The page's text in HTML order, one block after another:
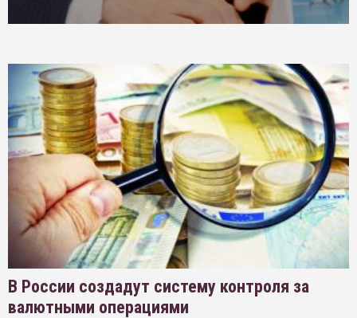
В России создадут систему контроля за
валютными операциями